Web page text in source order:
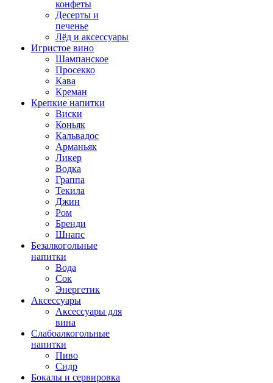
конфеты
Десерты и
печенье
Лёд и аксессуары
Игристое вино
Шампанское
Просекко
Кава
Креман
Крепкие напитки
Виски
Коньяк
Кальвадос
Арманьяк
Ликер
Водка
Граппа
Текила
Джин
Ром
Бренди
Шнапс
Безалкогольные
напитки
Вода
Сок
Энергетик
Аксессуары
Аксессуары для
вина
Слабоалкогольные
напитки
Пиво
Сидр
Бокалы и сервировка